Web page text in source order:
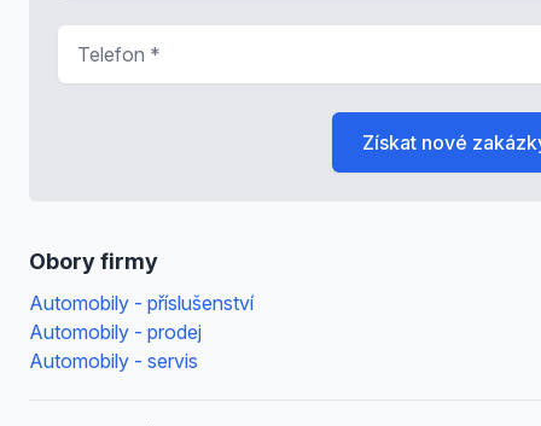
Obory firmy
Automobily - příslušenství
Automobily - prodej
Automobily - servis
Získat nové